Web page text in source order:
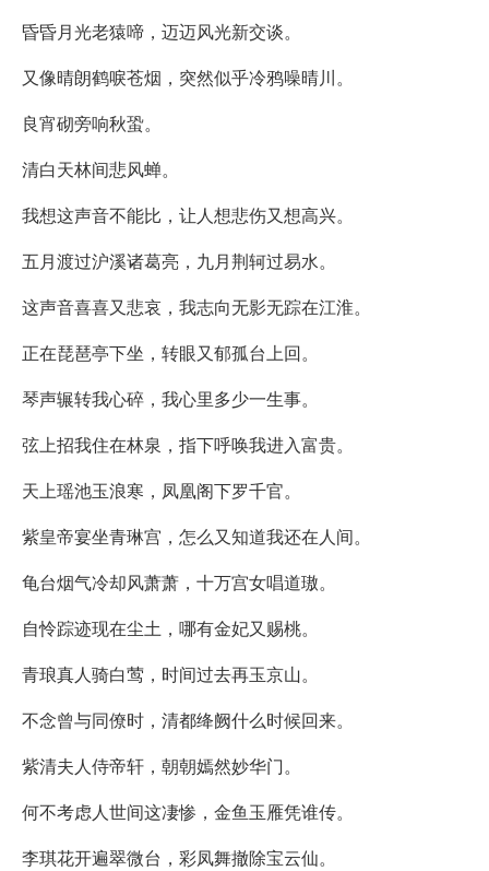
昏昏月光老猿啼，迈迈风光新交谈。
又像晴朗鹤唳苍烟，突然似乎冷鸦噪晴川。
良宵砌旁响秋蛩。
清白天林间悲风蝉。
我想这声音不能比，让人想悲伤又想高兴。
五月渡过沪溪诸葛亮，九月荆轲过易水。
这声音喜喜又悲哀，我志向无影无踪在江淮。
正在琵琶亭下坐，转眼又郁孤台上回。
琴声辗转我心碎，我心里多少一生事。
弦上招我住在林泉，指下呼唤我进入富贵。
天上瑶池玉浪寒，凤凰阁下罗千官。
紫皇帝宴坐青琳宫，怎么又知道我还在人间。
龟台烟气冷却风萧萧，十万宫女唱道璈。
自怜踪迹现在尘土，哪有金妃又赐桃。
青琅真人骑白莺，时间过去再玉京山。
不念曾与同僚时，清都绛阙什么时候回来。
紫清夫人侍帝轩，朝朝嫣然妙华门。
何不考虑人世间这凄惨，金鱼玉雁凭谁传。
李琪花开遍翠微台，彩凤舞撤除宝云仙。